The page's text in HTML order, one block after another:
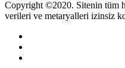
Copyright ©2020. Sitenin tüm
verileri ve metaryalleri izinsiz